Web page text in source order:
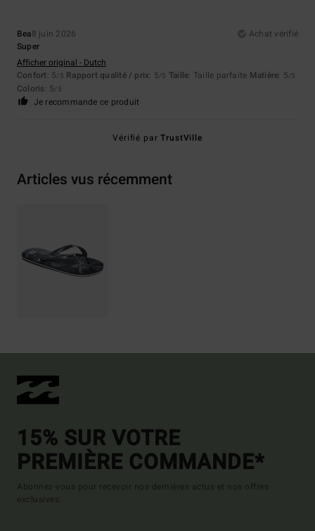
Bea8 juin 2026
Achat vérifié
Super
Afficher original - Dutch
Confort: 5/5 Rapport qualité / prix: 5/5 Taille: Taille parfaite Matière: 5/5
Coloris: 5/5
Je recommande ce produit
Vérifié parTrustVille
Articles vus récemment
15% SUR VOTRE
PREMIÈRE COMMANDE*
Abonnez-vous pour recevoir nos dernières actus et nos offres
exclusives.